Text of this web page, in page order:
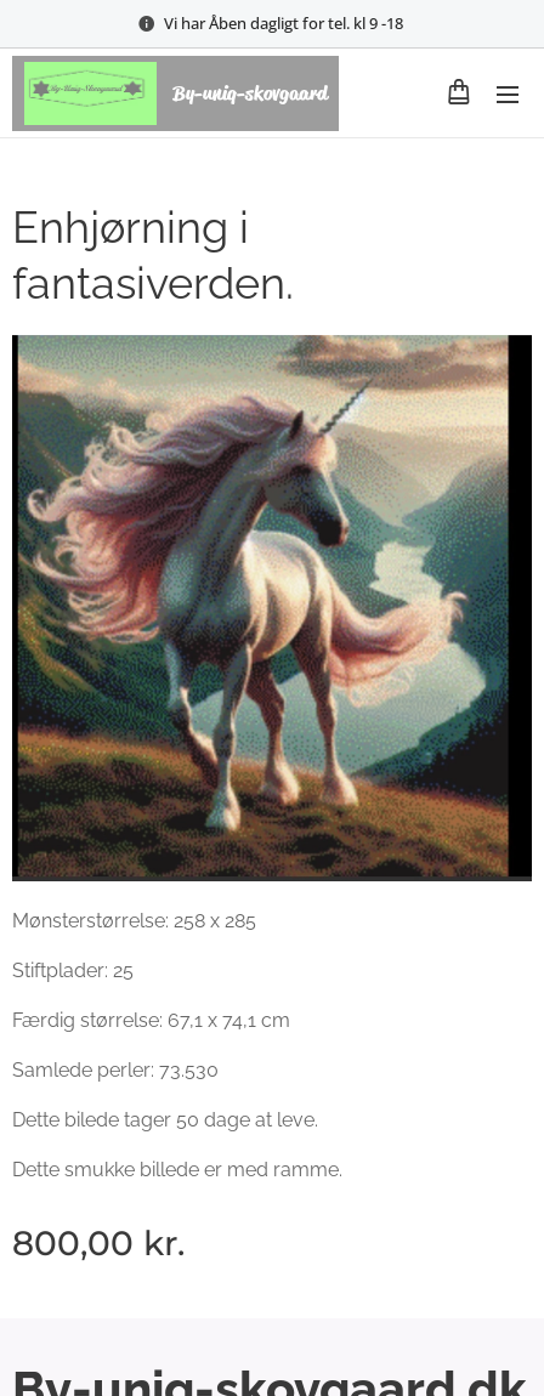
Vi har Åben dagligt for tel. kl 9 -18
By-uniq-skovgaard
Enhjørning i
fantasiverden.
Mønsterstørrelse: 258 x 285
Stiftplader: 25
Færdig størrelse: 67,1 x 74,1 cm
Samlede perler: 73.530
Dette bilede tager 50 dage at leve.
Dette smukke billede er med ramme.
800,00 kr.